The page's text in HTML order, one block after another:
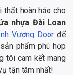
thất hoàn hảo cho
nhựa Đài Loan
Vượng Door để
phẩm phù hợp
tôi cam kết mang
tận tâm nhất!